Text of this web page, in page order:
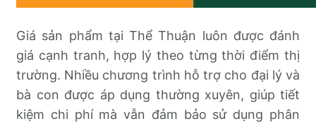
Giá sản phẩm tại Thể Thuận luôn được đánh
giá cạnh tranh, hợp lý theo từng thời điểm thị
trường. Nhiều chương trình hỗ trợ cho đại lý và
bà con được áp dụng thường xuyên, giúp tiết
kiệm chi phí mà vẫn đảm bảo sử dụng phân